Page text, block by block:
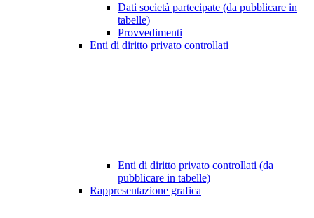
Dati società partecipate (da pubblicare in
tabelle)
Provvedimenti
Enti di diritto privato controllati
Enti di diritto privato controllati (da
pubblicare in tabelle)
Rappresentazione grafica